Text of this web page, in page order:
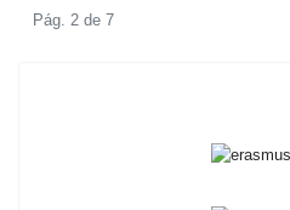
Pág. 2 de 7